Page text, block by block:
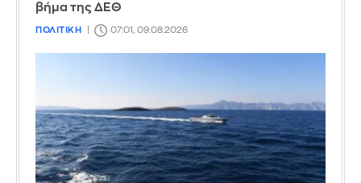
βήμα της ΔΕΘ
ΠΟΛΙΤΙΚΗ 07:01, 09.08.2026